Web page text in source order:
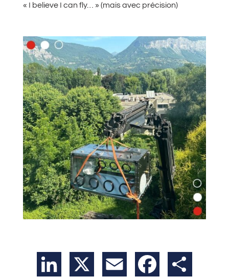
« I believe I can fly… » (mais avec précision)
LinkedIn Email Facebook